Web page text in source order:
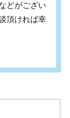
どがござい
頂ければ幸